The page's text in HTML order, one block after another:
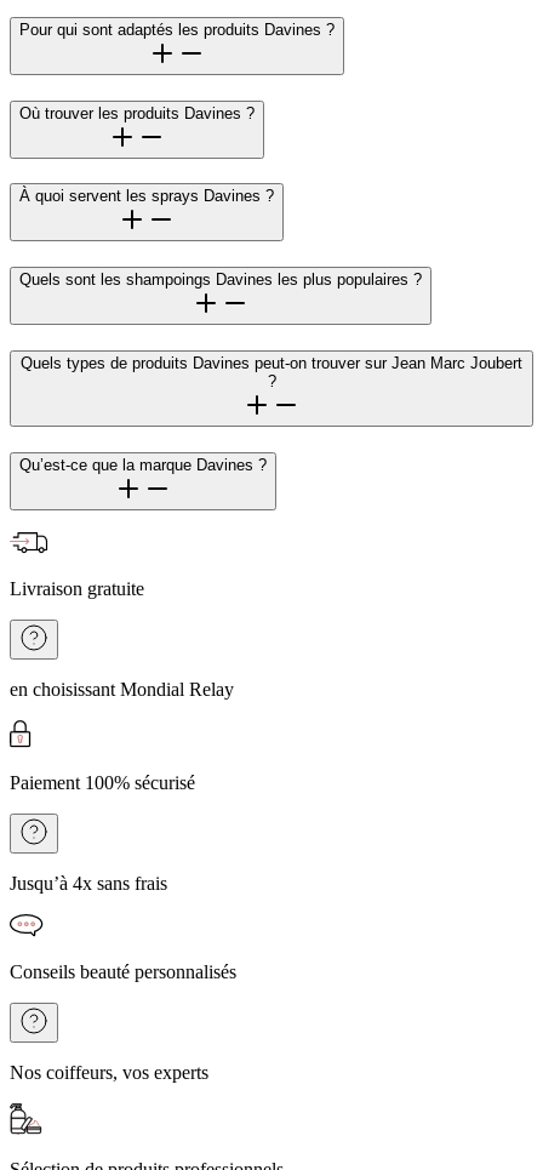
Pour qui sont adaptés les produits Davines ?
Où trouver les produits Davines ?
À quoi servent les sprays Davines ?
Quels sont les shampoings Davines les plus populaires ?
Quels types de produits Davines peut-on trouver sur Jean Marc Joubert
?
Qu’est-ce que la marque Davines ?
Livraison gratuite
en choisissant Mondial Relay
Paiement 100% sécurisé
Jusqu’à 4x sans frais
Conseils beauté personnalisés
Nos coiffeurs, vos experts